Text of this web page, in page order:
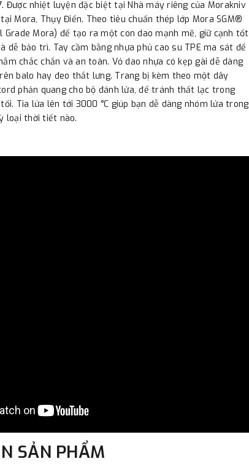
Được nhiệt luyện đặc biệt tại Nhà máy riêng của Morakniv
Mora, Thụy Điển. Theo tiêu chuẩn thép lớp Mora SGM®
Grade Mora) để tạo ra một con dao mạnh mẽ, giữ cạnh tốt
dễ bảo trì. Tay cầm bằng nhựa phủ cao su TPE ma sát để
chắc chắn và an toàn. Vỏ dao nhựa có kẹp gài dễ dàng
balo hay đeo thắt lưng. Trang bị kèm theo một dây
phản quang cho bộ đánh lửa, để tránh thất lạc trong
Tia lửa lên tới 3000 °C giúp bạn dễ dàng nhóm lửa trong
loại thời tiết nào.
SẢN PHẨM